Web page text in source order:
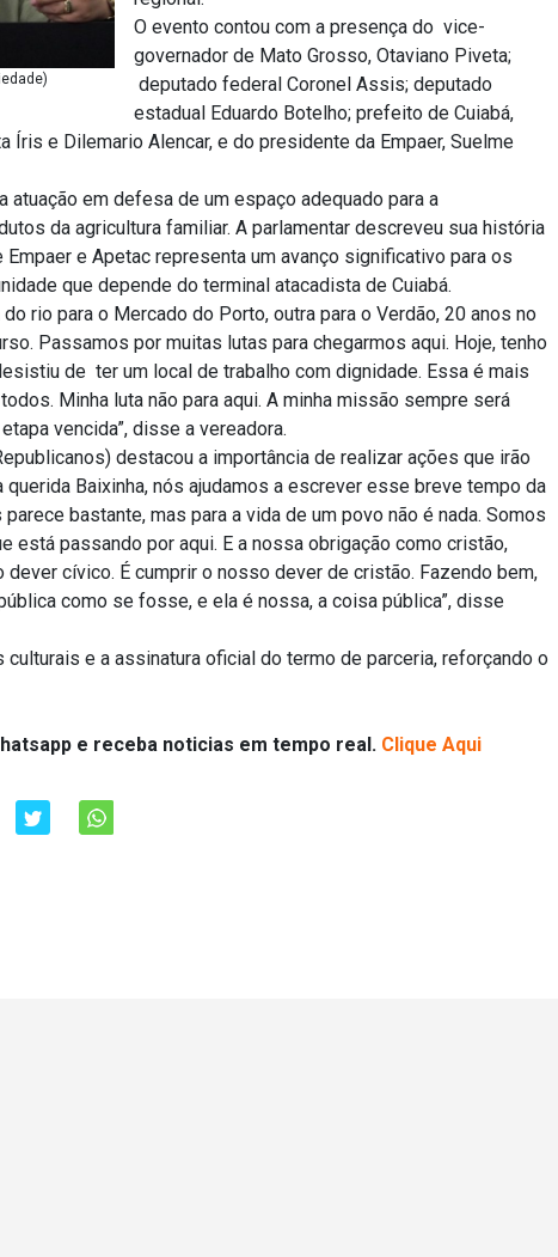
O evento contou com a presença do vice-
governador de Mato Grosso, Otaviano Piveta;
deputado federal Coronel Assis; deputado
estadual Eduardo Botelho; prefeito de Cuiabá,
Íris e Dilemario Alencar, e do presidente da Empaer, Suelme
atuação em defesa de um espaço adequado para a
da agricultura familiar. A parlamentar descreveu sua história
e Apetac representa um avanço significativo para os
que depende do terminal atacadista de Cuiabá.
rio para o Mercado do Porto, outra para o Verdão, 20 anos no
Passamos por muitas lutas para chegarmos aqui. Hoje, tenho
de ter um local de trabalho com dignidade. Essa é mais
Minha luta não para aqui. A minha missão sempre será
vencida”, disse a vereadora.
destacou a importância de realizar ações que irão
Baixinha, nós ajudamos a escrever esse breve tempo da
bastante, mas para a vida de um povo não é nada. Somos
está passando por aqui. E a nossa obrigação como cristão,
cívico. É cumprir o nosso dever de cristão. Fazendo bem,
como se fosse, e ela é nossa, a coisa pública”, disse
e a assinatura oficial do termo de parceria, reforçando o
e receba noticias em tempo real. Clique Aqui